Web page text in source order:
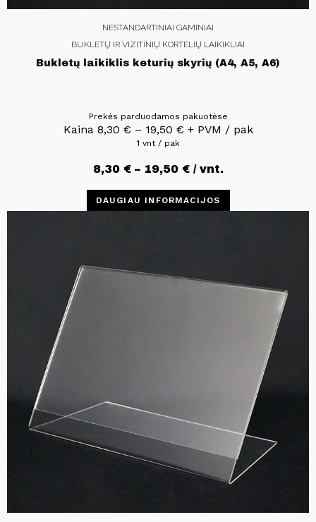
NESTANDARTINIAI GAMINIAI
BUKLETŲ IR VIZITINIŲ KORTELIŲ LAIKIKLIAI
Bukletų laikiklis keturių skyrių (A4, A5, A6)
Prekės parduodamos pakuotėse
Kaina 8,30 € – 19,50 € + PVM / pak
1 vnt / pak
8,30 €– 19,50 €/ vnt.
DAUGIAU INFORMACIJOS